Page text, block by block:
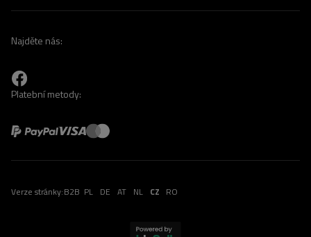
Najděte nás:
Platební metody:
Verze stránky:B2B PL DE AT NL CZ RO